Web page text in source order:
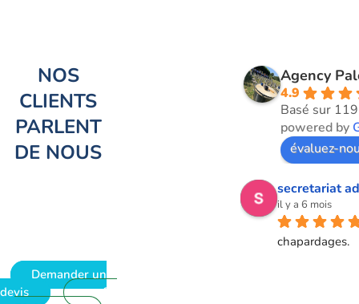
NOS
CLIENTS
PARLENT
DE NOUS
Demander un
devis
09
Agency
4.9
Basé sur
powered by
évaluez-
secretariat
il y a 6 mois
chapardages.